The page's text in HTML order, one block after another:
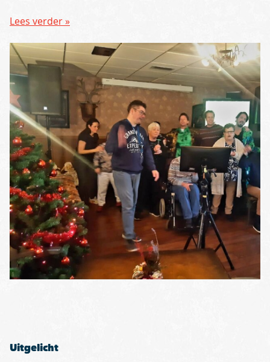
Lees verder »
Uitgelicht